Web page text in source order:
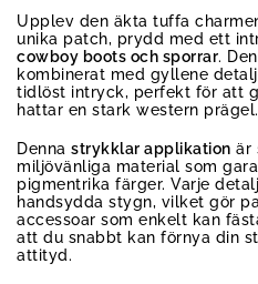
Upplev den äkta tuffa
unika patch, prydd med ett
cowboy boots och sporrar.
kombinerat med gyllene
tidlöst intryck, perfekt för att
hattar en stark western prägel.
Denna strykklar applikation är
miljövänliga material som
pigmentrika färger. Varje
handsydda stygn, vilket gör
accessoar som enkelt kan
att du snabbt kan förnya din
attityd.